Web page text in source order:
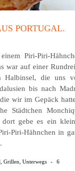
PORTUGAL.
Piri-Piri-
war auf einer
Halbinsel, die uns
bis nach
wir im Gepäck
Städtchen
dort gebe es ein
Piri-Hähnchen in
, Grillen, Unterwegs -
6